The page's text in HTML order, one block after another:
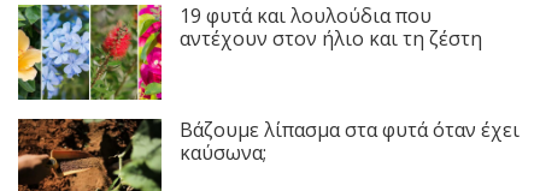
19 φυτά και λουλούδια που
αντέχουν στον ήλιο και τη ζέστη
Βάζουμε λίπασμα στα φυτά όταν έχει
καύσωνα;